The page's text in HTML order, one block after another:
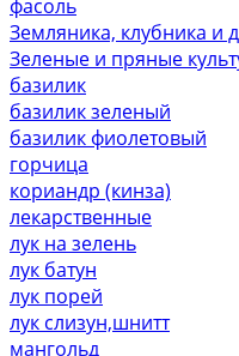
фасоль
Земляника, клубника и
Зеленые и пряные
базилик
базилик зеленый
базилик фиолетовый
горчица
кориандр (кинза)
лекарственные
лук на зелень
лук батун
лук порей
лук слизун,шнитт
мангольд